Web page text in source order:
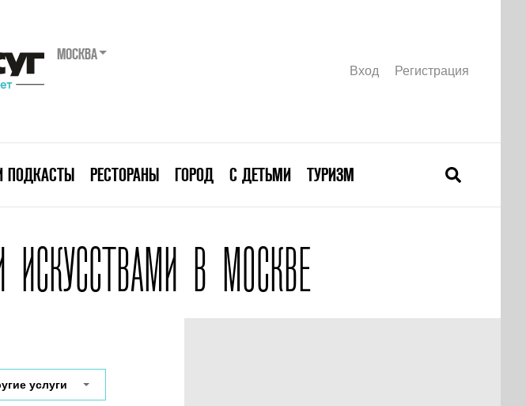
МОСКВА
Вход Регистрация
ПОДКАСТЫ РЕСТОРАНЫ ГОРОД С ДЕТЬМИ ТУРИЗМ
В МОСКВЕ
услуги